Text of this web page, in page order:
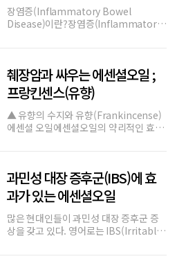
장염증(Inflammatory Bowel
Disease)이란?장염증(Inflammatory
염(Ulcerative Colitis)
췌장암과 싸우는 에센셜오일 ;
프랑킨센스(유향)
▲ 유향의 수지와 유향(Frankincense)
에센셜 오일에센셜오일의 약리적인 효능
으로서의 아로마테라피 치료사례나 통계
는 부족하다고 보여진다. 연구자들
과민성 대장 증후군(IBS)에 효
과가 있는 에센셜오일
많은 현대인들이 과민성 대장 증후군 증
상을 갖고 있다. 영어로는 IBS(Irritable